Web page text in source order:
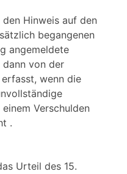
Hinweis auf den
begangenen
angemeldete
dann von der
wenn die
Verschulden
.
Urteil des 15.